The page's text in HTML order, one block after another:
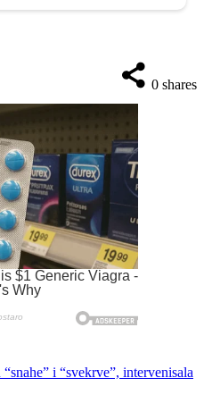
0 shares
i “svekrve”, intervenisala